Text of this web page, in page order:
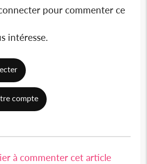
pour commenter ce
intéresse.
compte
à commenter cet article